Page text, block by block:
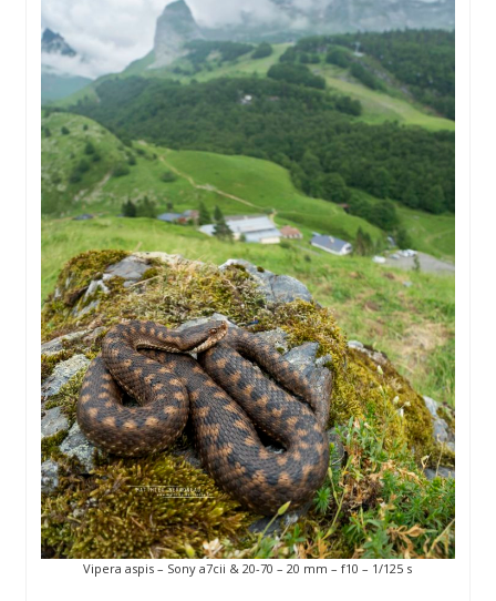
Vipera aspis – Sony a7cii & 20-70 – 20 mm – f10 – 1/125 s